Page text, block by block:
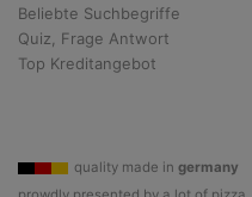
Beliebte Suchbegriffe
Quiz, Frage Antwort
Top Kreditangebot
quality made in germany